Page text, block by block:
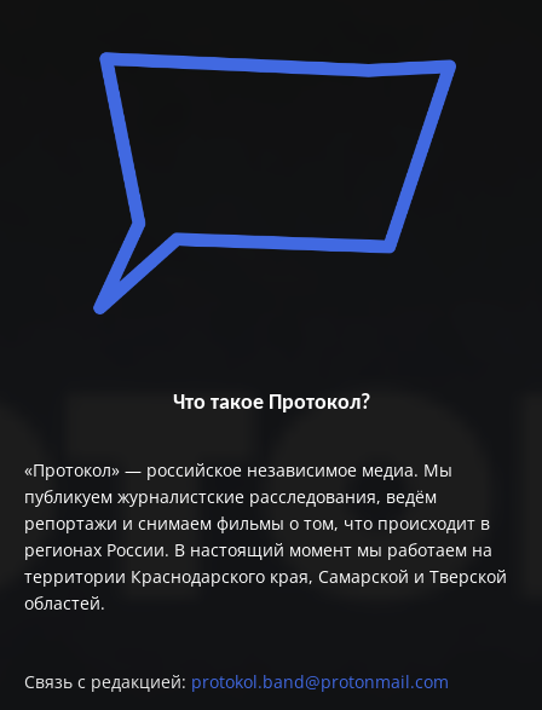
Что такое Протокол?
«Протокол» — российское независимое медиа. Мы
публикуем журналистские расследования, ведём
репортажи и снимаем фильмы о том, что происходит в
регионах России. В настоящий момент мы работаем на
территории Краснодарского края, Самарской и Тверской
областей.
Связь с редакцией: protokol.band@protonmail.com